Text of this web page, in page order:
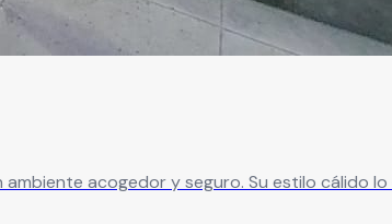
acogedor y seguro. Su estilo cálido